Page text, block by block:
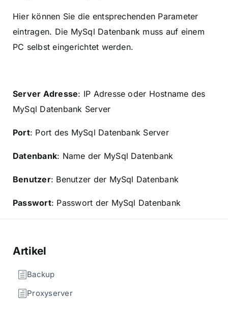
Hier können Sie die entsprechenden Parameter
eintragen. Die MySql Datenbank muss auf einem
PC selbst eingerichtet werden.
Server Adresse: IP Adresse oder Hostname des
MySql Datenbank Server
Port: Port des MySql Datenbank Server
Datenbank: Name der MySql Datenbank
Benutzer: Benutzer der MySql Datenbank
Passwort: Passwort der MySql Datenbank
Artikel
Backup
Proxyserver